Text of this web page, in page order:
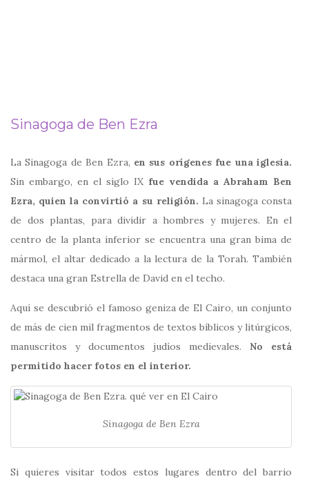
Sinagoga de Ben Ezra
La Sinagoga de Ben Ezra, en sus orígenes fue una iglesia.
Sin embargo, en el siglo IX fue vendida a Abraham Ben
Ezra, quien la convirtió a su religión. La sinagoga consta
de dos plantas, para dividir a hombres y mujeres. En el
centro de la planta inferior se encuentra una gran bima de
mármol, el altar dedicado a la lectura de la Torah. También
destaca una gran Estrella de David en el techo.
Aquí se descubrió el famoso geniza de El Cairo, un conjunto
de más de cien mil fragmentos de textos bíblicos y litúrgicos,
manuscritos y documentos judíos medievales. No está
permitido hacer fotos en el interior.
Sinagoga de Ben Ezra
Si quieres visitar todos estos lugares dentro del barrio